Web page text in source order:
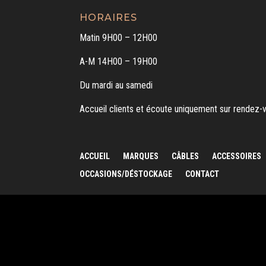
HORAIRES
Matin 9H00 – 12H00
A-M 14H00 – 19H00
Du mardi au samedi
Accueil clients et écoute uniquement sur rendez-
ACCUEIL MARQUES CÂBLES
ACCESSOIRES
OCCASIONS/DÉSTOCKAGE
CONTACT